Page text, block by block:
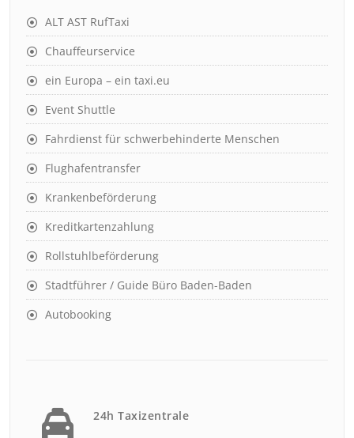
ALT AST RufTaxi
Chauffeurservice
ein Europa – ein taxi.eu
Event Shuttle
Fahrdienst für schwerbehinderte Menschen
Flughafentransfer
Krankenbeförderung
Kreditkartenzahlung
Rollstuhlbeförderung
Stadtführer / Guide Büro Baden-Baden
Autobooking
24h Taxizentrale